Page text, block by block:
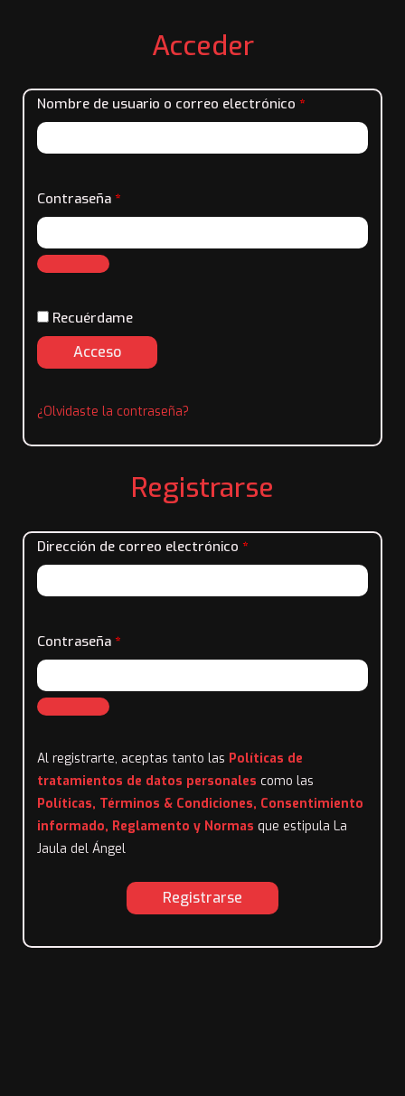
Acceder
Nombre de usuario o correo electrónico *
Contraseña *
Recuérdame
Acceso
¿Olvidaste la contraseña?
Registrarse
Dirección de correo electrónico *
Contraseña *
Al registrarte, aceptas tanto las Políticas de
tratamientos de datos personales como las
Políticas, Términos & Condiciones, Consentimiento
informado, Reglamento y Normas que estipula La
Jaula del Ángel
Registrarse